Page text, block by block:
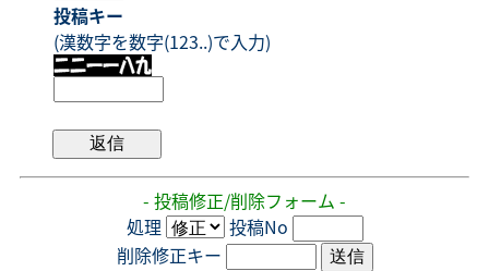
投稿キー
(漢数字を数字(123..)で入力)
- 投稿修正/削除フォーム -
処理
投稿No
削除修正キー